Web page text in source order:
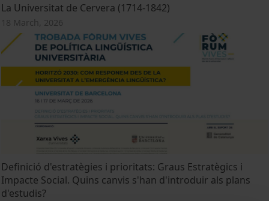
La Universitat de Cervera (1714-1842)
18 March, 2026
Definició d'estratègies i prioritats: Graus Estratègics i
Impacte Social. Quins canvis s'han d'introduir als plans
d'estudis?